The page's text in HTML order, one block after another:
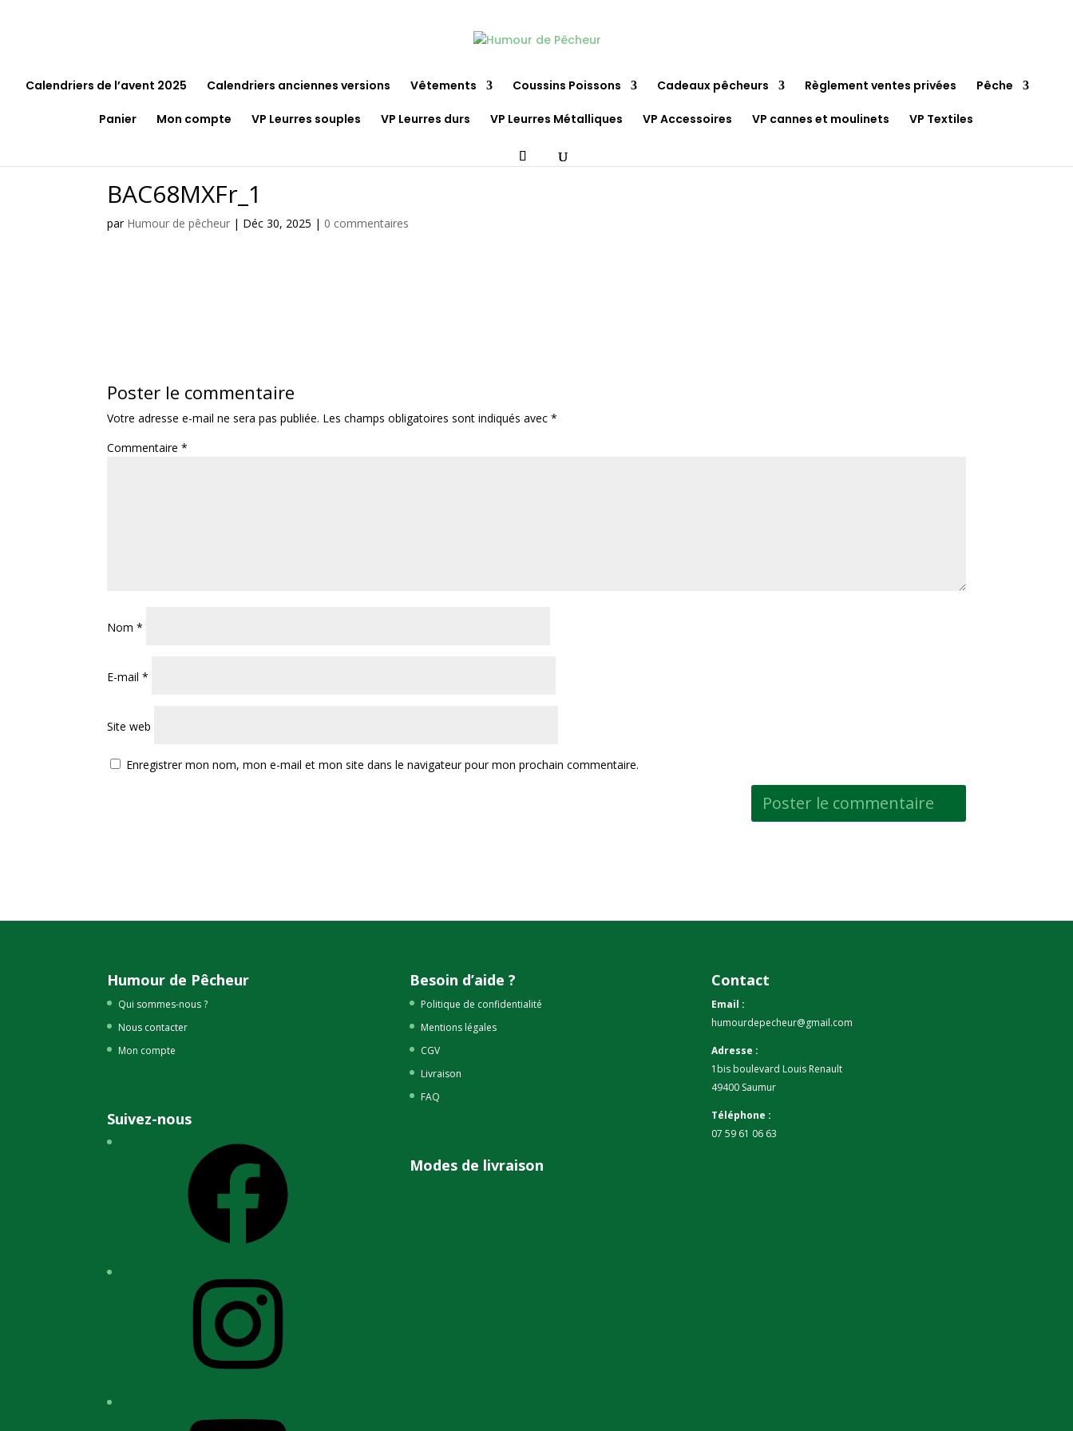
Calendriers de l’avent 2025 Calendriers anciennes versions Vêtements Coussins Poissons Cadeaux pêcheurs Règlement ventes privées Pêche
Panier Mon compte VP Leurres souples VP Leurres durs VP Leurres Métalliques VP Accessoires VP cannes et moulinets VP Textiles
BAC68MXFr_1
par Humour de pêcheur | Déc 30, 2025 | 0 commentaires
Poster le commentaire
Votre adresse e-mail ne sera pas publiée. Les champs obligatoires sont indiqués avec*
Commentaire*
Nom*
E-mail*
Site web
Enregistrer mon nom, mon e-mail et mon site dans le navigateur pour mon prochain commentaire.
Humour de Pêcheur
Qui sommes-nous ?
Nous contacter
Mon compte
Suivez-nous
Besoin d’aide ?
Politique de confidentialité
Mentions légales
CGV
Livraison
FAQ
Modes de livraison
Contact
Email :
humourdepecheur@gmail.com
Adresse :
1bis boulevard Louis Renault
49400 Saumur
Téléphone :
07 59 61 06 63